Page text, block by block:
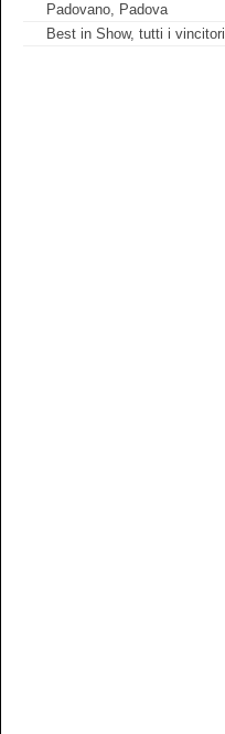
Padovano, Padova
Best in Show, tutti i vincitori